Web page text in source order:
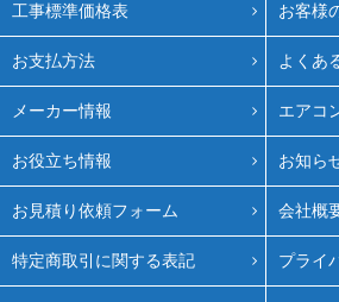
工事標準価格表 お客様
お支払方法 よくあ
メーカー情報 エアコ
お役立ち情報 お知ら
お見積り依頼フォーム 会社概
特定商取引に関する表記 プライ